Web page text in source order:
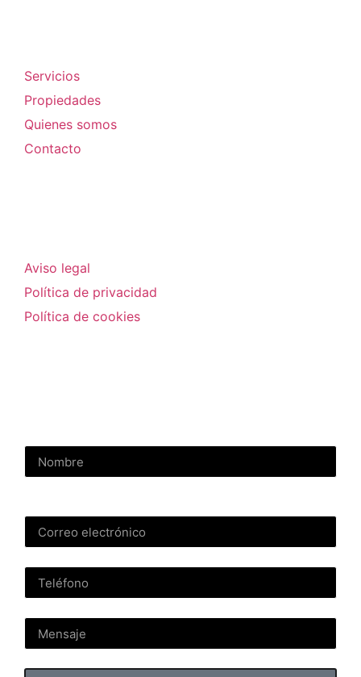
Servicios
Propiedades
Quienes somos
Contacto
Aviso legal
Política de privacidad
Política de cookies